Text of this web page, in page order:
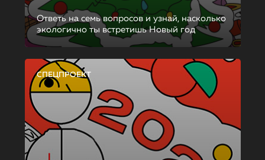
Ответь на семь вопросов и узнай, насколько
экологично ты встретишь Новый год
СПЕЦПРОЕКТ